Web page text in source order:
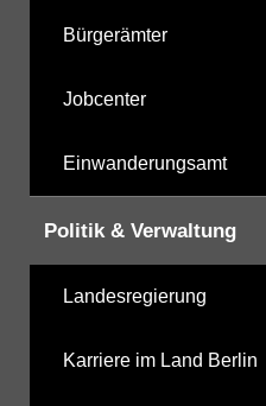
Bürgerämter
Jobcenter
Einwanderungsamt
Politik & Verwaltung
Landesregierung
Karriere im Land Berlin